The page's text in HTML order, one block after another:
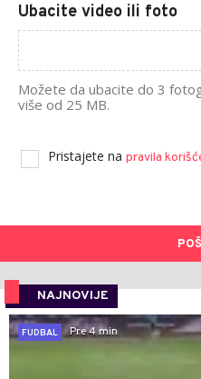
Ubacite video ili foto
Možete da ubacite do 3
više od 25 MB.
Pristajete na pravila
NAJNOVIJE
FUDBAL
Pre 4 min